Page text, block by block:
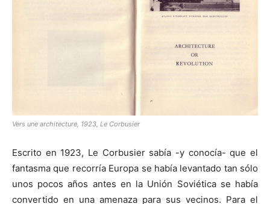
Vers une architecture, 1923, Le Corbusier
Escrito en 1923, Le Corbusier sabía -y conocía- que el
fantasma que recorría Europa se había levantado tan sólo
unos pocos años antes en la Unión Soviética se había
convertido en una amenaza para sus vecinos. Para el